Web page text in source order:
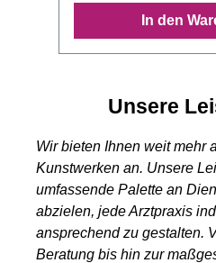
präsentiert ein
Triptychon, das die
Schönheit eines rot
Hintergrund erheben
leuchtenden
überstrahlt werden.
malerischen Szenerie
Häuser mit
terracottafarbenen
Bild eine besondere
In den
Unsere
Wir bieten Ihnen weit mehr
Kunstwerken an. Unsere
umfassende Palette an
abzielen, jede Arztpraxis
ansprechend zu gestalten.
Beratung bis hin zur